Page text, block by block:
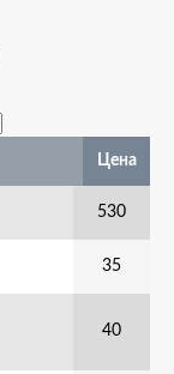
Цена
530
35
40